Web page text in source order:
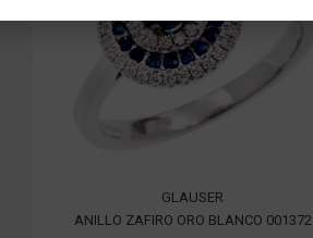
GLAUSER
ANILLO ZAFIRO ORO BLANCO 001372
con exclusión de datos sensibles) y análisis de formularios.